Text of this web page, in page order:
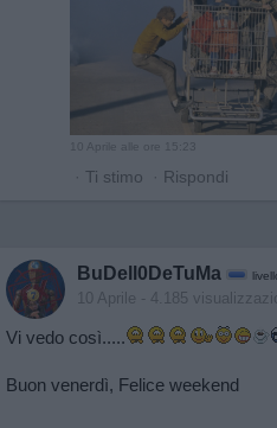
10 Aprile alle ore 15:23
· Ti stimo · Rispondi
BuDell0DeTuMa
10 Aprile - 4.185
Vi vedo così.....
Buon venerdì, Felice weekend